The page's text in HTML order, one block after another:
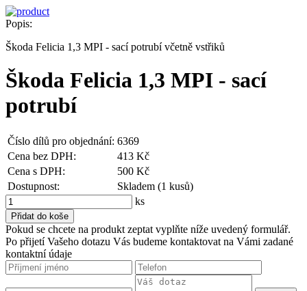
Popis:
Škoda Felicia 1,3 MPI - sací potrubí včetně vstřiků
Škoda Felicia 1,3 MPI - sací
potrubí
Číslo dílů pro objednání: 6369
Cena bez DPH:
413 Kč
Cena s DPH:
500 Kč
Dostupnost:
Skladem (1 kusů)
ks
Pokud se chcete na produkt zeptat vyplňte níže uvedený formulář.
Po přijetí Vašeho dotazu Vás budeme kontaktovat na Vámi zadané
kontaktní údaje